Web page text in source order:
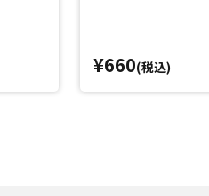
¥660(税込)